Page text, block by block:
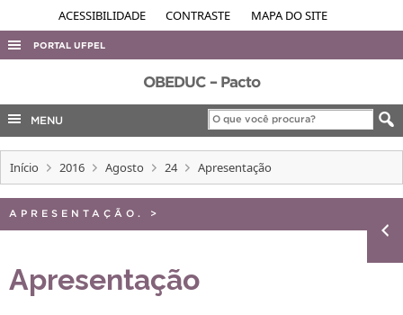
ACESSIBILIDADE CONTRASTE MAPA DO SITE
PORTAL UFPEL
ACESSO À INFORMAÇÃO
AUDITORIA
COBALTO
CONCURSOS
EDITAIS
INTERNACIONAL
PORTARIAS
OBEDUC – Pacto
MENU
Início 2016 Agosto 24 Apresentação
APRESENTAÇÃO. >
Apresentação